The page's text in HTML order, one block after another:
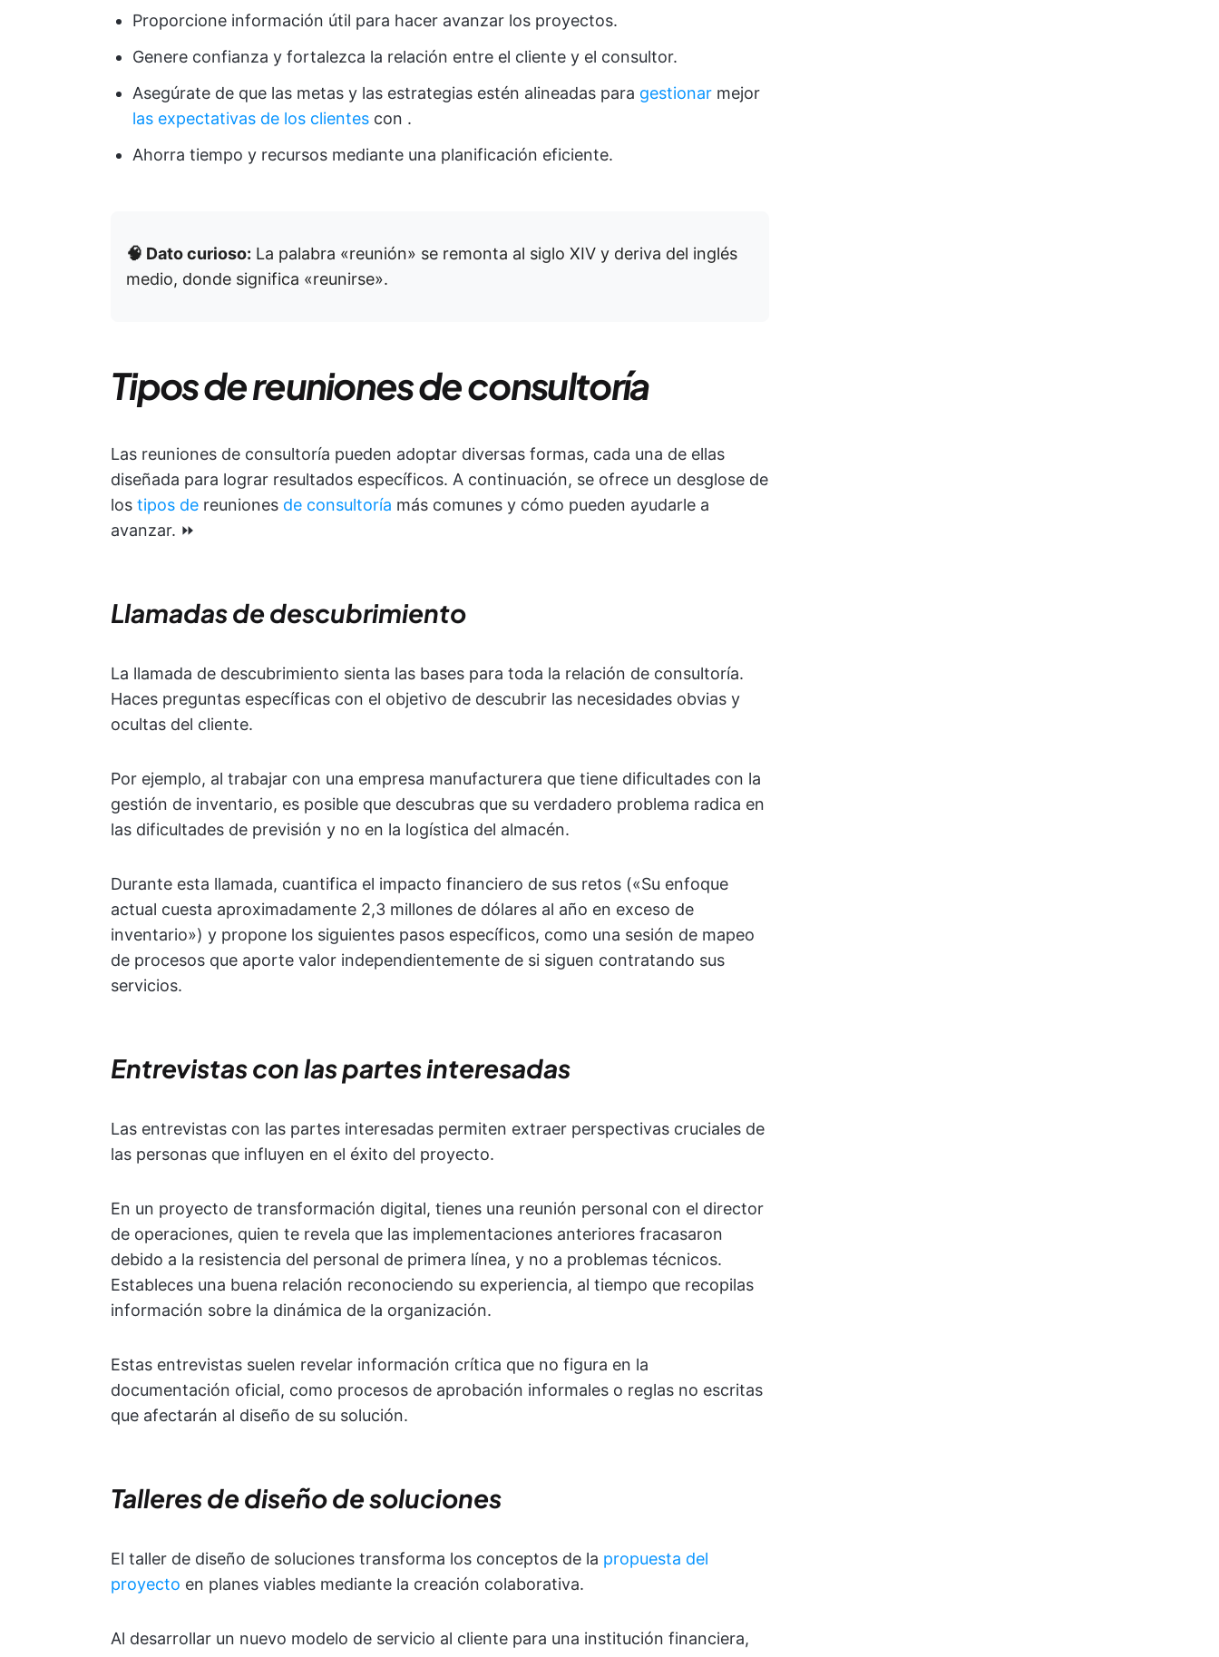
Proporcione información útil para hacer avanzar los proyectos.
Genere confianza y fortalezca la relación entre el cliente y el consultor.
Asegúrate de que las metas y las estrategias estén alineadas para gestionar mejor
las expectativas de los clientes con .
Ahorra tiempo y recursos mediante una planificación eficiente.
🧠 Dato curioso: La palabra «reunión» se remonta al siglo XIV y deriva del inglés
medio, donde significa «reunirse».
Tipos de reuniones de consultoría
Las reuniones de consultoría pueden adoptar diversas formas, cada una de ellas
diseñada para lograr resultados específicos. A continuación, se ofrece un desglose de
los tipos de reuniones de consultoría más comunes y cómo pueden ayudarle a
avanzar. ⏩
Llamadas de descubrimiento
La llamada de descubrimiento sienta las bases para toda la relación de consultoría.
Haces preguntas específicas con el objetivo de descubrir las necesidades obvias y
ocultas del cliente.
Por ejemplo, al trabajar con una empresa manufacturera que tiene dificultades con la
gestión de inventario, es posible que descubras que su verdadero problema radica en
las dificultades de previsión y no en la logística del almacén.
Durante esta llamada, cuantifica el impacto financiero de sus retos («Su enfoque
actual cuesta aproximadamente 2,3 millones de dólares al año en exceso de
inventario») y propone los siguientes pasos específicos, como una sesión de mapeo
de procesos que aporte valor independientemente de si siguen contratando sus
servicios.
Entrevistas con las partes interesadas
Las entrevistas con las partes interesadas permiten extraer perspectivas cruciales de
las personas que influyen en el éxito del proyecto.
En un proyecto de transformación digital, tienes una reunión personal con el director
de operaciones, quien te revela que las implementaciones anteriores fracasaron
debido a la resistencia del personal de primera línea, y no a problemas técnicos.
Estableces una buena relación reconociendo su experiencia, al tiempo que recopilas
información sobre la dinámica de la organización.
Estas entrevistas suelen revelar información crítica que no figura en la
documentación oficial, como procesos de aprobación informales o reglas no escritas
que afectarán al diseño de su solución.
Talleres de diseño de soluciones
El taller de diseño de soluciones transforma los conceptos de la propuesta del
proyecto en planes viables mediante la creación colaborativa.
Al desarrollar un nuevo modelo de servicio al cliente para una institución financiera,